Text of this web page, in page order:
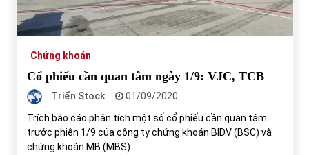
Tự doanh ngày 3.6.2022: CTCK mua ròng 28,7 tỷ đồng
31/05/2022
Bất ổn từ các cuộc đấu giá đất ở Thanh Hoá
Chứng khoán
Cổ phiếu cần quan tâm ngày 1/9: VJC, TCB
Triển Stock
01/09/2020
Trích báo cáo phân tích một số cổ phiếu cần quan tâm
trước phiên 1/9 của công ty chứng khoán BIDV (BSC) và
chứng khoán MB (MBS).